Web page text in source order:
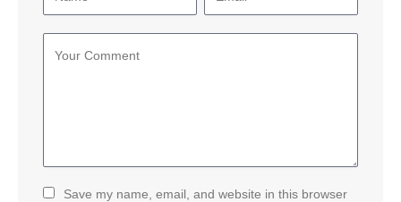
Save my name, email, and website in this browser